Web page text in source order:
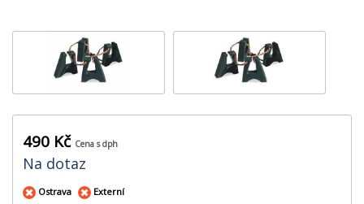
490 Kč Cena s dph
Na dotaz
Ostrava Externí